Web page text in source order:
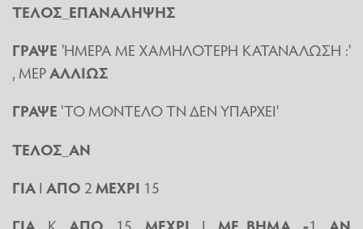
ΤΕΛΟΣ_ΕΠΑΝΑΛΗΨΗΣ
ΓΡΑΨΕ 'ΗΜΕΡΑ ΜΕ ΧΑΜΗΛΟΤΕΡΗ ΚΑΤΑΝΑΛΩΣΗ :'
, ΜΕΡΑΛΛΙΩΣ
ΓΡΑΨΕ 'ΤΟ ΜΟΝΤΕΛΟ ΤΝ ΔΕΝ ΥΠΑΡΧΕΙ'
ΤΕΛΟΣ_ΑΝ
ΓΙΑΙ ΑΠΟ 2ΜΕΧΡΙ 15